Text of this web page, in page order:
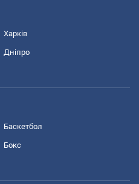
Харків
Дніпро
Баскетбол
Бокс